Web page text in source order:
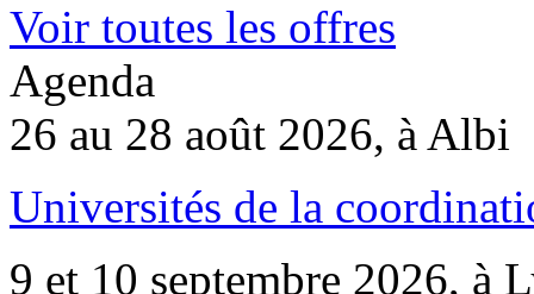
Voir toutes les offres
Agenda
26 au 28 août 2026, à Albi
Universités de la
9 et 10 septembre 2026, à